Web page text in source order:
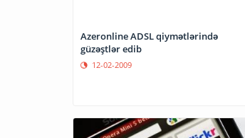
Azeronline ADSL qiymətlərində
güzəştlər edib
12-02-2009